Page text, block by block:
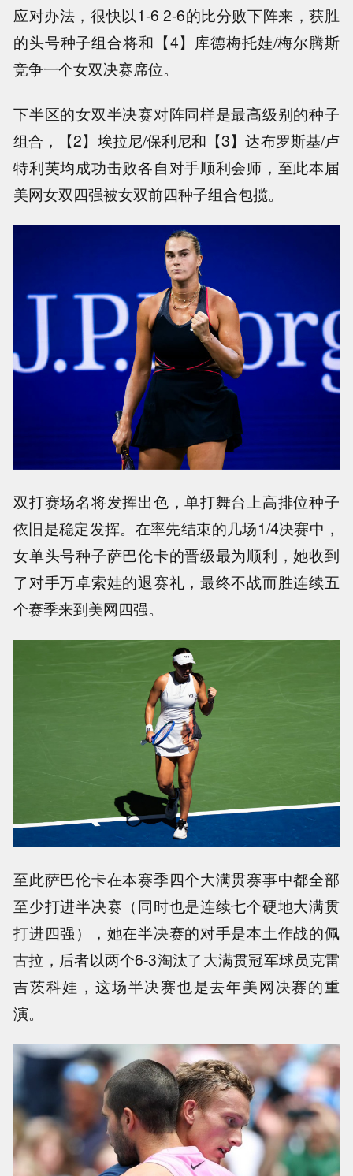
应对办法，很快以1-6 2-6的比分败下阵来，获胜
的头号种子组合将和【4】库德梅托娃/梅尔腾斯
竞争一个女双决赛席位。
下半区的女双半决赛对阵同样是最高级别的种子
组合，【2】埃拉尼/保利尼和【3】达布罗斯基/卢
特利芙均成功击败各自对手顺利会师，至此本届
美网女双四强被女双前四种子组合包揽。
双打赛场名将发挥出色，单打舞台上高排位种子
依旧是稳定发挥。在率先结束的几场1/4决赛中，
女单头号种子萨巴伦卡的晋级最为顺利，她收到
了对手万卓索娃的退赛礼，最终不战而胜连续五
个赛季来到美网四强。
至此萨巴伦卡在本赛季四个大满贯赛事中都全部
至少打进半决赛（同时也是连续七个硬地大满贯
打进四强），她在半决赛的对手是本土作战的佩
古拉，后者以两个6-3淘汰了大满贯冠军球员克雷
吉茨科娃，这场半决赛也是去年美网决赛的重
演。